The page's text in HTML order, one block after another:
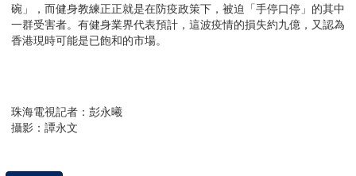
碗」，而健身教練正正就是在防疫政策下，被迫「手停口停」的其中
一群受害者。有健身業界代表預計，這波疫情的損失約九億，又認為
香港現時可能是已飽和的市場。
珠海電視記者：彭永曦
攝影：譚永文